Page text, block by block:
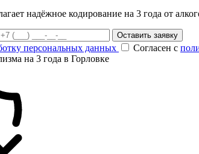
надёжное кодирование на 3 года от
Оставить заявку
персональных данных Согласен с